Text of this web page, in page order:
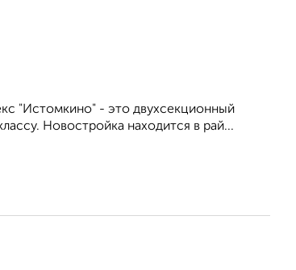
"Истомкино" - это двухсекционный
Новостройка находится в рай...